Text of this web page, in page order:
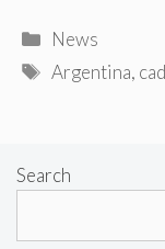
Categories
News
Tags
Argentina,
Search